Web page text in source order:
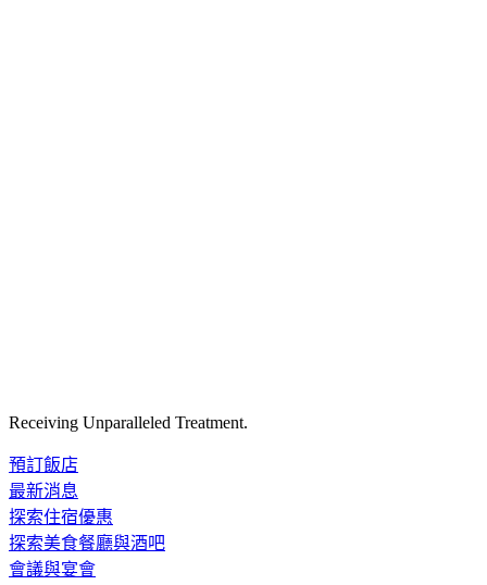
Receiving Unparalleled Treatment.
預訂飯店
最新消息
探索住宿優惠
探索美食餐廳與酒吧
會議與宴會